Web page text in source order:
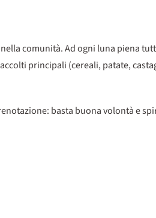
comunità. Ad ogni luna piena
principali (cereali, patate,
basta buona volontà e